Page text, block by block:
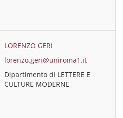
LORENZO GERI
lorenzo.geri@uniroma1.it
Dipartimento di LETTERE E
CULTURE MODERNE